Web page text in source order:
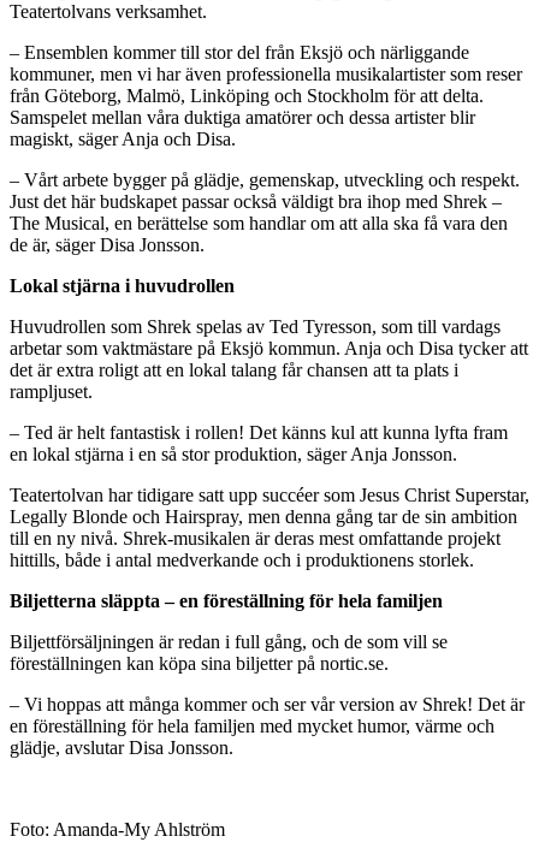
Teatertolvans verksamhet.
– Ensemblen kommer till stor del från Eksjö och närliggande
kommuner, men vi har även professionella musikalartister som reser
från Göteborg, Malmö, Linköping och Stockholm för att delta.
Samspelet mellan våra duktiga amatörer och dessa artister blir
magiskt, säger Anja och Disa.
– Vårt arbete bygger på glädje, gemenskap, utveckling och respekt.
Just det här budskapet passar också väldigt bra ihop med Shrek –
The Musical, en berättelse som handlar om att alla ska få vara den
de är, säger Disa Jonsson.
Lokal stjärna i huvudrollen
Huvudrollen som Shrek spelas av Ted Tyresson, som till vardags
arbetar som vaktmästare på Eksjö kommun. Anja och Disa tycker att
det är extra roligt att en lokal talang får chansen att ta plats i
rampljuset.
– Ted är helt fantastisk i rollen! Det känns kul att kunna lyfta fram
en lokal stjärna i en så stor produktion, säger Anja Jonsson.
Teatertolvan har tidigare satt upp succéer som Jesus Christ Superstar,
Legally Blonde och Hairspray, men denna gång tar de sin ambition
till en ny nivå. Shrek-musikalen är deras mest omfattande projekt
hittills, både i antal medverkande och i produktionens storlek.
Biljetterna släppta – en föreställning för hela familjen
Biljettförsäljningen är redan i full gång, och de som vill se
föreställningen kan köpa sina biljetter på nortic.se.
– Vi hoppas att många kommer och ser vår version av Shrek! Det är
en föreställning för hela familjen med mycket humor, värme och
glädje, avslutar Disa Jonsson.
Foto: Amanda-My Ahlström